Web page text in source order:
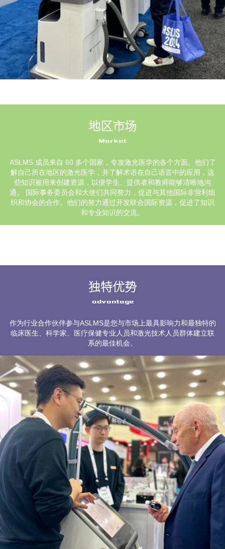
地区市场
Market
ASLMS 成员来自 60 多个国家，专攻激光医学的各个方面。他们了
解自己所在地区的激光医学，并了解术语在自己语言中的应用，这
些知识被用来创建资源，以便学生、提供者和教师能够清晰地沟
通。 国际事务委员会和大使们共同努力，促进与其他国际非营利组
织和协会的合作。他们的努力通过开发联合国际资源，促进了知识
和专业知识的交流。
独特优势
advantage
作为行业合作伙伴参与ASLMS是您与市场上最具影响力和最独特的
临床医生、科学家、医疗保健专业人员和激光技术人员群体建立联
系的最佳机会。